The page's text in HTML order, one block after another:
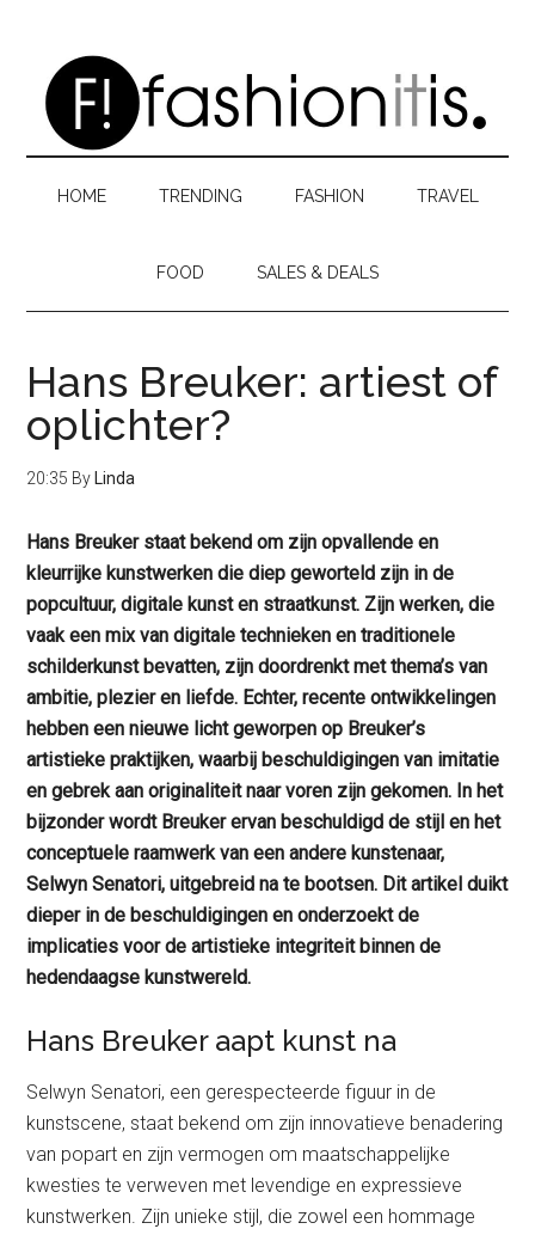
content
secondary
primary
sidebar
HOME TRENDING FASHION TRAVEL
FOOD SALES & DEALS
Hans Breuker: artiest of
oplichter?
20:35 By Linda
Hans Breuker staat bekend om zijn opvallende en
kleurrijke kunstwerken die diep geworteld zijn in de
popcultuur, digitale kunst en straatkunst. Zijn werken, die
vaak een mix van digitale technieken en traditionele
schilderkunst bevatten, zijn doordrenkt met thema’s van
ambitie, plezier en liefde. Echter, recente ontwikkelingen
hebben een nieuwe licht geworpen op Breuker’s
artistieke praktijken, waarbij beschuldigingen van imitatie
en gebrek aan originaliteit naar voren zijn gekomen. In het
bijzonder wordt Breuker ervan beschuldigd de stijl en het
conceptuele raamwerk van een andere kunstenaar,
Selwyn Senatori, uitgebreid na te bootsen. Dit artikel duikt
dieper in de beschuldigingen en onderzoekt de
implicaties voor de artistieke integriteit binnen de
hedendaagse kunstwereld.
Hans Breuker aapt kunst na
Selwyn Senatori, een gerespecteerde figuur in de
kunstscene, staat bekend om zijn innovatieve benadering
van popart en zijn vermogen om maatschappelijke
kwesties te verweven met levendige en expressieve
kunstwerken. Zijn unieke stijl, die zowel een hommage